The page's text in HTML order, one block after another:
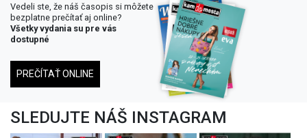
Vedeli ste, že náš časopis si môžete
bezplatne prečítať aj online?
Všetky vydania su pre vás
dostupné
PREČÍTAŤ ONLINE
SLEDUJTE NÁŠ INSTAGRAM